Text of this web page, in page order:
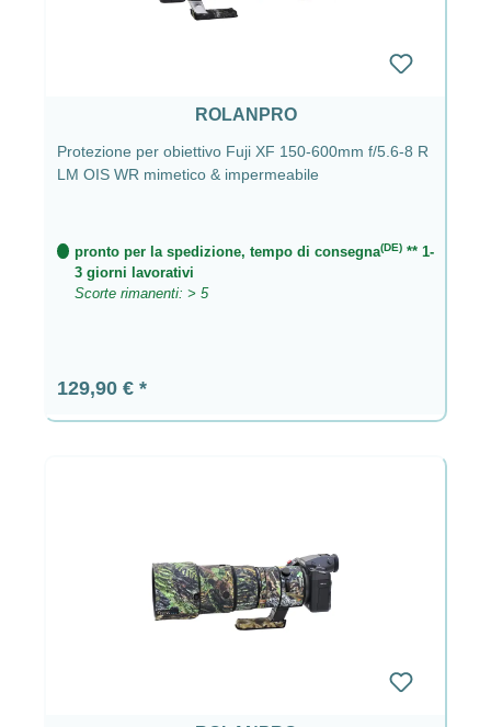
ROLANPRO
Protezione per obiettivo Fuji XF 150-600mm f/5.6-8 R
LM OIS WR mimetico & impermeabile
pronto per la spedizione, tempo di consegna(DE)** 1-
3 giorni lavorativi
Scorte rimanenti: > 5
Prezzo normale:
129,90 €